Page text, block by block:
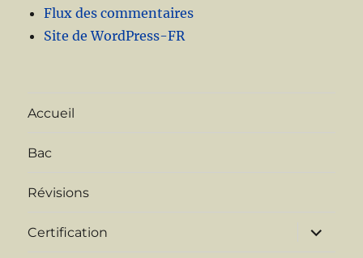
Flux des commentaires
Site de WordPress-FR
Accueil
Bac
Révisions
Certification
ouvrir